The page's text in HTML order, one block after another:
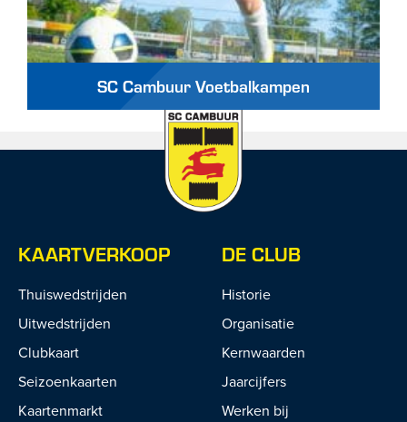
SC Cambuur Voetbalkampen
KAARTVERKOOP
Thuiswedstrijden
Uitwedstrijden
Clubkaart
Seizoenkaarten
Kaartenmarkt
DE CLUB
Historie
Organisatie
Kernwaarden
Jaarcijfers
Werken bij